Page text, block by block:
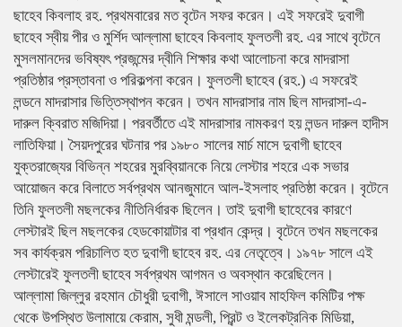
ছাহেব কিবলাহ রহ. প্রথমবারের মত বৃটেন সফর করেন। এই সফরেই দুবাগী
ছাহেব স্বীয় পীর ও মুর্শিদ আল্লামা ছাহেব কিবলাহ ফুলতলী রহ. এর সাথে বৃটেনে
মুসলমানদের ভবিষ্যৎ প্রজন্মের দ্বীনি শিক্ষার কথা আলোচনা করে মাদরাসা
প্রতিষ্ঠার প্রস্তাবনা ও পরিকল্পনা করেন। ফুলতলী ছাহেব (রহ.) এ সফরেই
লন্ডনে মাদরাসার ভিত্তিস্থাপন করেন। তখন মাদরাসার নাম ছিল মাদরাসা-এ-
দারুল ক্বিরাত মজিদিয়া। পরবর্তীতে এই মাদরাসার নামকরণ হয় লন্ডন দারুল হাদীস
লাতিফিয়া। সৈয়দপুরের ঘটনার পর ১৯৮০ সালের মার্চ মাসে দুবাগী ছাহেব
যুক্তরাজ্যের বিভিন্ন শহরের মুরব্বিয়ানকে নিয়ে লেস্টার শহরে এক সভার
আয়োজন করে বিলাতে সর্বপ্রথম আনজুমানে আল-ইসলাহ প্রতিষ্ঠা করেন। বৃটেনে
তিনি ফুলতলী মছলকের নীতিনির্ধারক ছিলেন। তাই দুবাগী ছাহেবের কারণে
লেস্টারই ছিল মছলকের হেডকোয়াটার বা প্রধান কেন্দ্র। বৃটেনে তখন মছলকের
সব কার্যক্রম পরিচালিত হত দুবাগী ছাহেব রহ. এর নেতৃত্বে। ১৯৭৮ সালে এই
লেস্টারেই ফুলতলী ছাহেব সর্বপ্রথম আগমন ও অবস্থান করেছিলেন।
আল্লামা জিল্লুর রহমান চৌধুরী দুবাগী, ঈসালে সাওয়াব মাহফিল কমিটির পক্ষ
থেকে উপস্থিত উলামায়ে কেরাম, সুধী মন্ডলী, প্রিন্ট ও ইলেকট্রনিক মিডিয়া,